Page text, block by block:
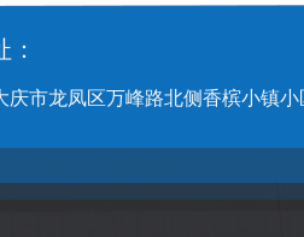
：
庆市龙凤区万峰路北侧香槟小镇小